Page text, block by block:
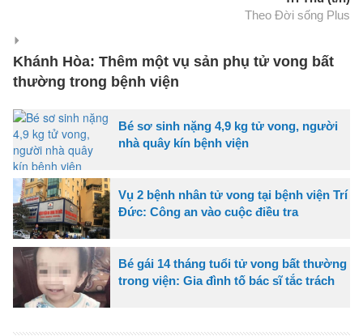
Theo Đời sống Plus
Khánh Hòa: Thêm một vụ sản phụ tử vong bất
thường trong bệnh viện
Bé sơ sinh nặng 4,9 kg tử vong, người
nhà quây kín bệnh viện
Vụ 2 bệnh nhân tử vong tại bệnh viện Trí
Đức: Công an vào cuộc điều tra
Bé gái 14 tháng tuổi tử vong bất thường
trong viện: Gia đình tố bác sĩ tắc trách